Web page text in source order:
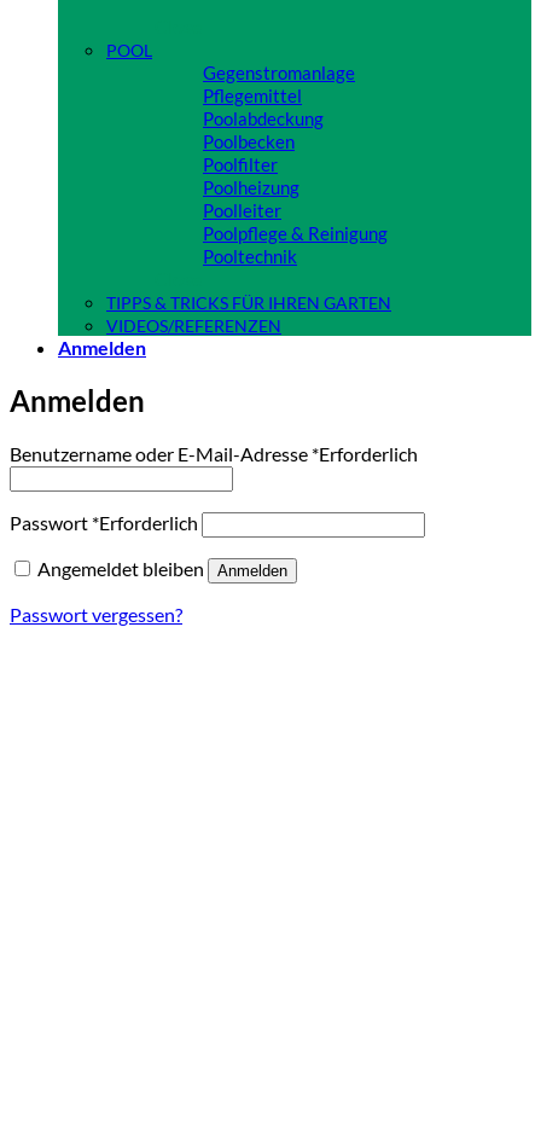
POOL
Gegenstromanlage
Pflegemittel
Poolabdeckung
Poolbecken
Poolfilter
Poolheizung
Poolleiter
Poolpflege & Reinigung
Pooltechnik
TIPPS & TRICKS FÜR IHREN GARTEN
VIDEOS/REFERENZEN
Anmelden
Anmelden
Benutzername oder E-Mail-Adresse *Erforderlich
Passwort *Erforderlich
Angemeldet bleiben
Anmelden
Passwort vergessen?